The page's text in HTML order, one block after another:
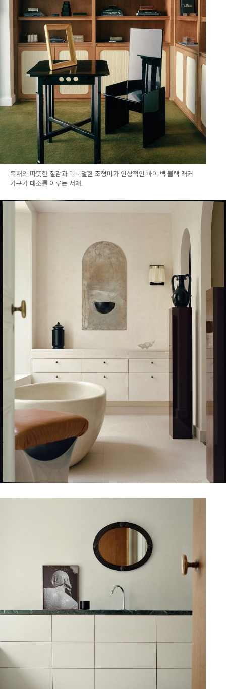
목재의 따뜻한 질감과 미니멀한 조형미가 인상적인 하이 백 블랙 래커
가구가 대조를 이루는 서재.